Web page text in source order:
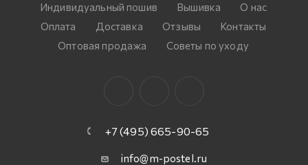
Индивидуальный пошив
Вышивка
О нас
Оплата
Доставка Отзывы
Контакты
Оптовая продажа
Советы по уходу
+7 (495) 665-90-65
info@m-postel.ru